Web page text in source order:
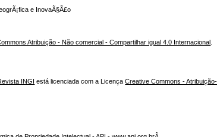
e InovaÃ§Ã£o
Atribuição - Não comercial - Compartilhar igual 4.0 Internacional
INGI está licenciada com a LicençaCreative Commons -